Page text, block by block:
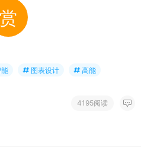
赏
能 图表设计 高能
4195阅读